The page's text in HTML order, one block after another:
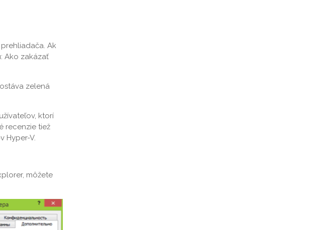
Ak
Ako zakázať
zelená
ktorí
recenzie tiež
Hyper-V.
môžete